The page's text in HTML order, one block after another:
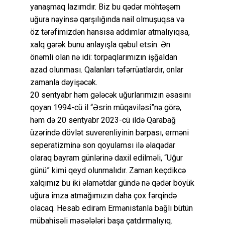
yanaşmaq lazımdır. Biz bu qədər möhtəşəm
uğura nəyinsə qarşılığında nail olmuşuqsa və
öz tərəfimizdən hansısa addımlar atmalıyıqsa,
xalq gərək bunu anlayışla qəbul etsin. Ən
önəmli olan nə idi: torpaqlarımızın işğaldan
azad olunması. Qalanları təfərrüatlardır, onlar
zamanla dəyişəcək.
20 sentyabr həm gələcək uğurlarımızın əsasını
qoyan 1994-cü il “Əsrin müqaviləsi”nə görə,
həm də 20 sentyabr 2023-cü ildə Qarabağ
üzərində dövlət suverenliyinin bərpası, erməni
seperatizminə son qoyulamsı ilə əlaqədar
olaraq bayram günlərinə daxil edilməli, “Uğur
günü” kimi qeyd olunmalıdır. Zaman keçdikcə
xalqımız bu iki əlamətdar gündə nə qədər böyük
uğura imza atmağımızın daha çox fərqində
olacaq. Hesab edirəm Ermənistanla bağlı bütün
mübahisəli məsələləri başa çatdırmalıyıq.